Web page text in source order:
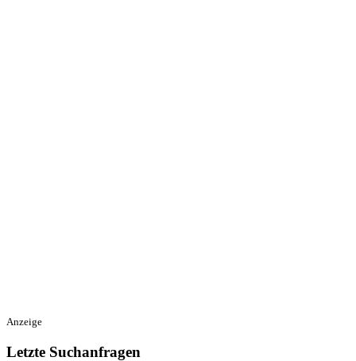
Anzeige
Letzte Suchanfragen